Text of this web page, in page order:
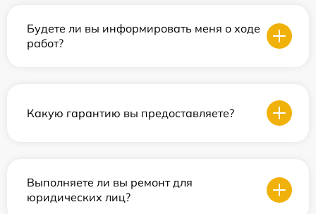
Будете ли вы информировать меня о ходе
работ?
Какую гарантию вы предоставляете?
Выполняете ли вы ремонт для
юридических лиц?